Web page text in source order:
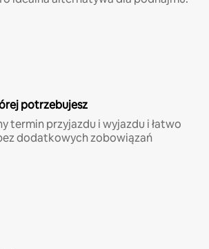
potrzebujesz
termin przyjazdu i wyjazdu i łatwo
dodatkowych zobowiązań